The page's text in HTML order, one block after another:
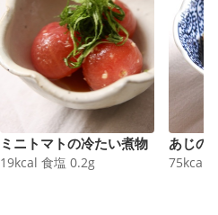
ミニトマトの冷たい煮物
19kcal 食塩 0.2g
あじの
75kcal